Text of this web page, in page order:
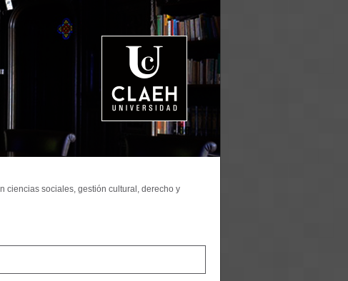
ciencias sociales, gestión cultural, derecho y